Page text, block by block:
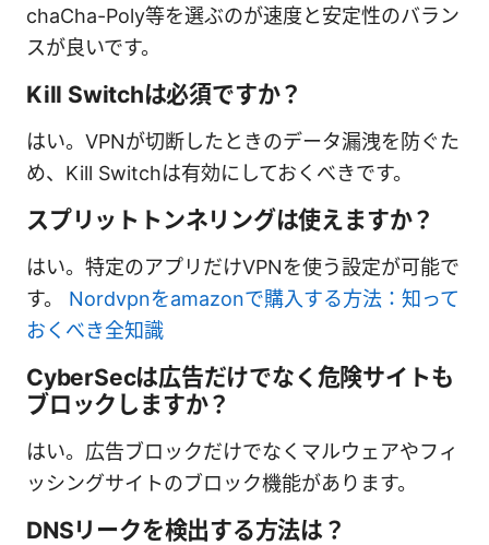
chaCha-Poly等を選ぶのが速度と安定性のバラン
スが良いです。
Kill Switchは必須ですか？
はい。VPNが切断したときのデータ漏洩を防ぐた
め、Kill Switchは有効にしておくべきです。
スプリットトンネリングは使えますか？
はい。特定のアプリだけVPNを使う設定が可能で
す。 Nordvpnをamazonで購入する方法：知って
おくべき全知識
CyberSecは広告だけでなく危険サイトも
ブロックしますか？
はい。広告ブロックだけでなくマルウェアやフィ
ッシングサイトのブロック機能があります。
DNSリークを検出する方法は？